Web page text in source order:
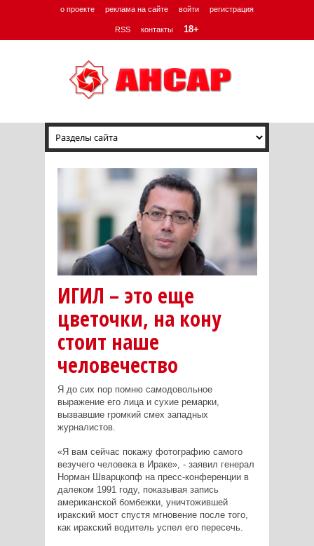
о проекте реклама на сайте войти регистрация
RSS контакты 18+
ИГИЛ – это еще
цветочки, на кону
стоит наше
человечество
Я до сих пор помню самодовольное
выражение его лица и сухие ремарки,
вызвавшие громкий смех западных
журналистов.
«Я вам сейчас покажу фотографию самого
везучего человека в Ираке», - заявил генерал
Норман Шварцкопф на пресс-конференции в
далеком 1991 году, показывая запись
американской бомбежки, уничтожившей
иракский мост спустя мгновение после того,
как иракский водитель успел его пересечь.